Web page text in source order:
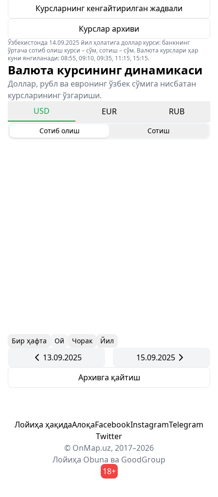
Курсларнинг кенгайтирилган жадвали
Курслар архиви
Ўзбекистонда 14.09.2025 йил ҳолатига доллар курси: банкнинг
ўртача сотиб олиш курси – сўм, сотиш – сўм. Валюта курслари ҳар
куни янгиланади: 08:55, 09:10, 09:35, 11:15, 15:15.
Валюта курсининг динамикаси
Доллар, рубл ва евронинг ўзбек сўмига нисбатан
курсларининг ўзгариши.
USD
EUR RUB
Сотиб олиш Сотиш
Бир ҳафта Ой Чорак Йил
13.09.2025
15.09.2025
Архивга қайтиш
Лойиҳа ҳақидаАлоқаFacebookInstagramTelegram
Twitter
© OnMap.uz, 2017–2026
Лойиҳа Obuna ва GoodGroup
18+